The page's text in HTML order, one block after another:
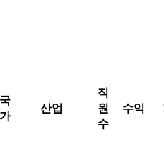
국
가
산업
직
원
수
수익